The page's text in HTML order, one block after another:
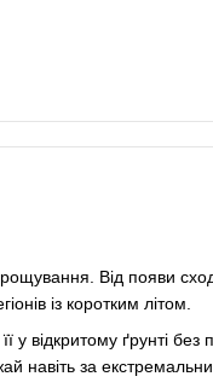
Від появи
із коротким літом.
відкритому ґрунті без
навіть за